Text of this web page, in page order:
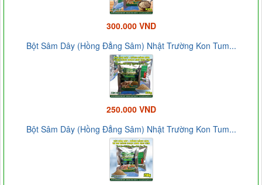
300.000 VND
Bột Sâm Dây (Hồng Đẳng Sâm) Nhật Trường Kon Tum...
250.000 VND
Bột Sâm Dây (Hồng Đẳng Sâm) Nhật Trường Kon Tum...